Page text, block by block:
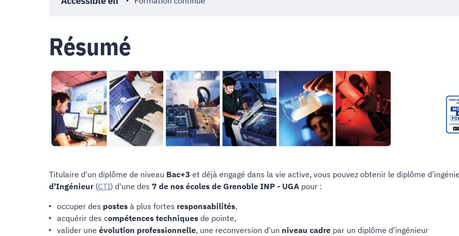
Résumé
Titulaire d'un diplôme de niveau Bac+3 et déjà engagé dans la vie active, vous pouvez obtenir le diplôme
d'Ingénieur(CTI) d'une des 7 de nos écoles de Grenoble INP - UGA pour :
occuper des postes à plus fortes responsabilités,
acquérir des compétences techniques de pointe,
valider une évolution professionnelle, une reconversion d'un niveau cadre par un diplôme d'ingénieur